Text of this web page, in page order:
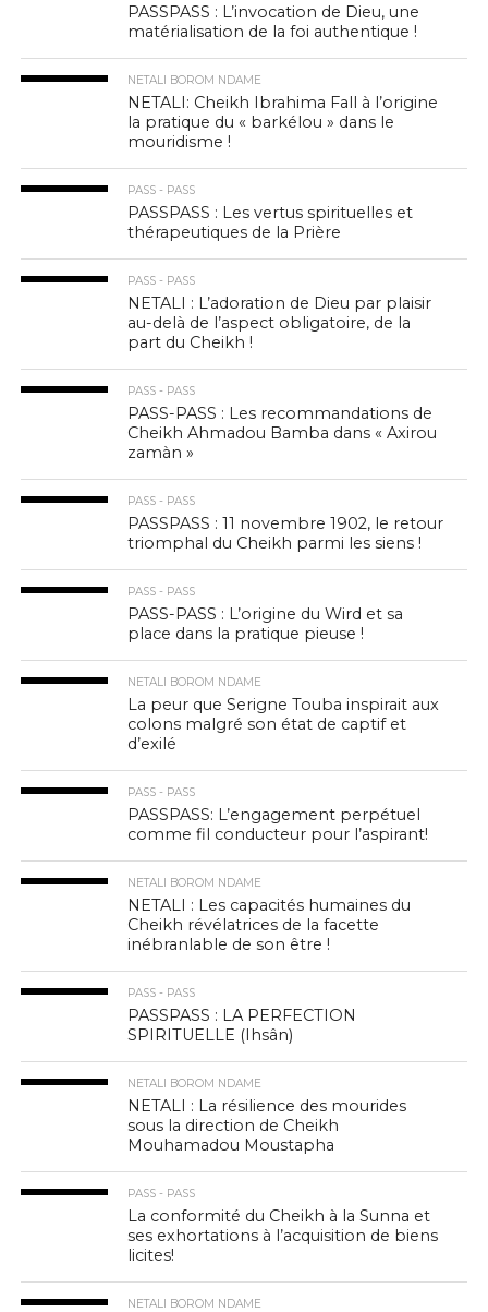
PASSPASS : L’invocation de Dieu, une
matérialisation de la foi authentique !
NETALI BOROM NDAME
NETALI: Cheikh Ibrahima Fall à l’origine
la pratique du « barkélou » dans le
mouridisme !
PASS - PASS
PASSPASS : Les vertus spirituelles et
thérapeutiques de la Prière
PASS - PASS
NETALI : L’adoration de Dieu par plaisir
au-delà de l’aspect obligatoire, de la
part du Cheikh !
PASS - PASS
PASS-PASS : Les recommandations de
Cheikh Ahmadou Bamba dans « Axirou
zamàn »
PASS - PASS
PASSPASS : 11 novembre 1902, le retour
triomphal du Cheikh parmi les siens !
PASS - PASS
PASS-PASS : L’origine du Wird et sa
place dans la pratique pieuse !
NETALI BOROM NDAME
La peur que Serigne Touba inspirait aux
colons malgré son état de captif et
d’exilé
PASS - PASS
PASSPASS: L’engagement perpétuel
comme fil conducteur pour l’aspirant!
NETALI BOROM NDAME
NETALI : Les capacités humaines du
Cheikh révélatrices de la facette
inébranlable de son être !
PASS - PASS
PASSPASS : LA PERFECTION
SPIRITUELLE (Ihsân)
NETALI BOROM NDAME
NETALI : La résilience des mourides
sous la direction de Cheikh
Mouhamadou Moustapha
PASS - PASS
La conformité du Cheikh à la Sunna et
ses exhortations à l’acquisition de biens
licites!
NETALI BOROM NDAME